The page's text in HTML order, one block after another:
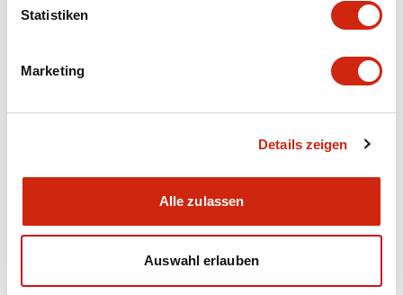
Statistiken
Marketing
Details zeigen
Alle zulassen
Auswahl erlauben
Mounting and Installation Specifications
Dokumente und Dateien